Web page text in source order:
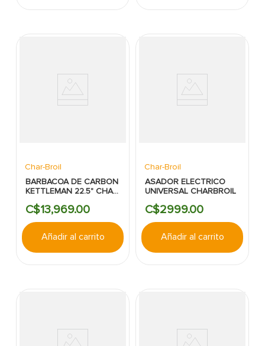
Char-Broil
BARBACOA DE CARBON
KETTLEMAN 22.5" CHAR
C$13,969.00
Añadir al carrito
Char-Broil
ASADOR ELECTRICO
UNIVERSAL CHARBROIL
C$2999.00
Añadir al carrito